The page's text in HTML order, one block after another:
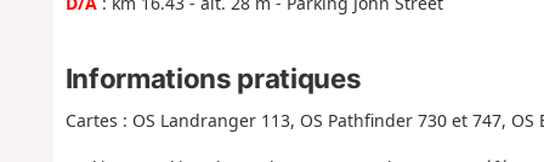
Informations pratiques
Cartes : OS Landranger 113, OS Pathfinder 730 et 747, OS